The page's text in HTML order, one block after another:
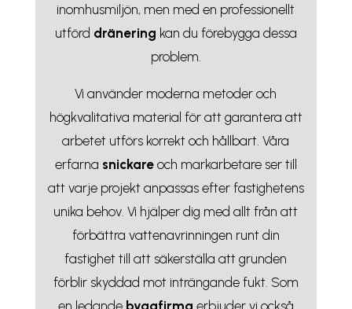
inomhusmiljön, men med en professionellt
utförd dränering kan du förebygga dessa
problem.
Vi använder moderna metoder och
högkvalitativa material för att garantera att
arbetet utförs korrekt och hållbart. Våra
erfarna snickareoch markarbetare ser till
att varje projekt anpassas efter fastighetens
unika behov. Vi hjälper dig med allt från att
förbättra vattenavrinningen runt din
fastighet till att säkerställa att grunden
förblir skyddad mot inträngande fukt. Som